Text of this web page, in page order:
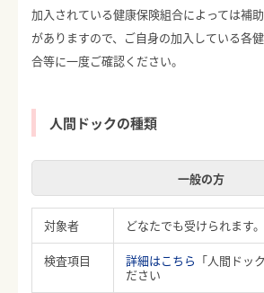
加入されている健康保険組合によっては補
がありますので、ご自身の加入している各
合等に一度ご確認ください。
人間ドックの種類
一般の方
対象者 どなたでも受けられます。
検査項目 詳細はこちら 「人間ドッ
ださい